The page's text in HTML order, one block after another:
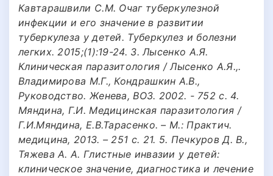
Кавтарашвили С.М. Очаг туберкулезной
инфекции и его значение в развитии
туберкулеза у детей. Туберкулез и болезни
легких. 2015;(1):19-24. 3. Лысенко А.Я.
Клиническая паразитология / Лысенко А.Я.,.
Владимирова М.Г., Кондрашкин А.В.,
Руководство. Женева, ВОЗ. 2002. - 752 с. 4.
Мяндина, Г.И. Медицинская паразитология /
Г.И.Мяндина, Е.В.Тарасенко. – М.: Практич.
медицина, 2013. – 251 с. 21. 5. Печкуров Д. В.,
Тяжева А. А. Глистные инвазии у детей:
клиническое значение, диагностика и лечение